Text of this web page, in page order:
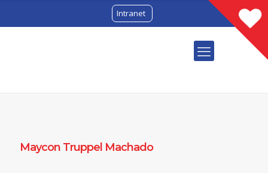
Intranet
Maycon Truppel Machado